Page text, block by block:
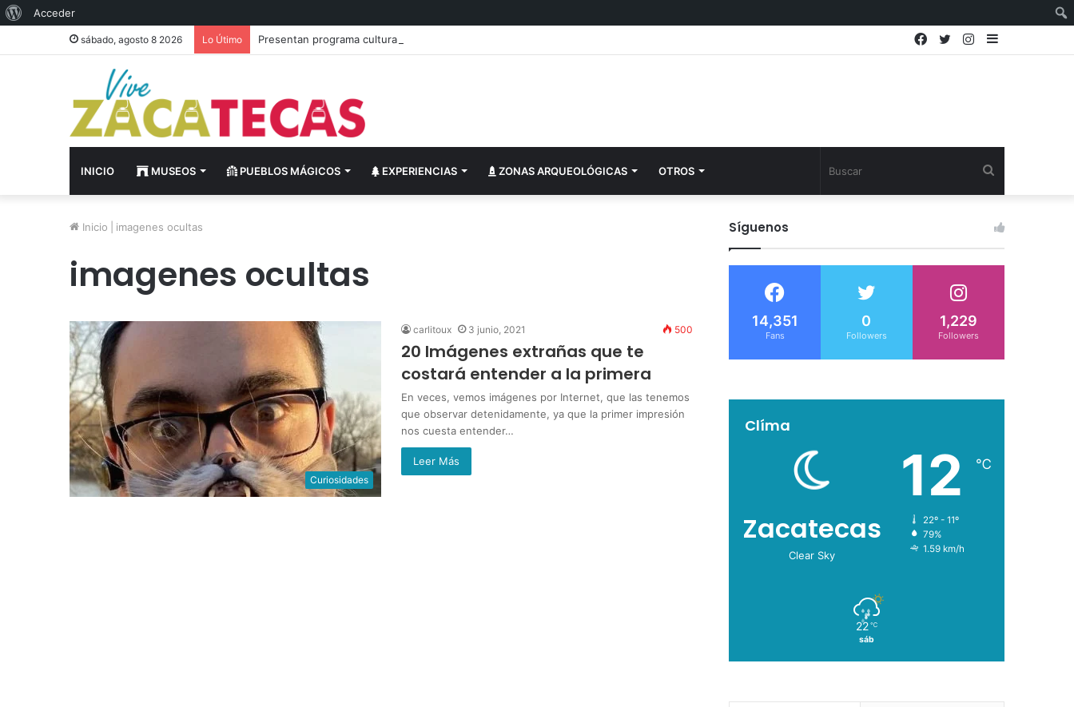
Acerca
Acceder
sábado, agosto 8 2026 Lo Útimo Presentan programa cultural del festival “Abrazarte en Navidad” Instagram
Twitter
Facebook
INICIO MUSEOS PUEBLOS MÁGICOS EXPERIENCIAS ZONAS ARQUEOLÓGICAS OTROS
Inicio imagenes ocultas
imagenes ocultas
Curiosidades
carlitoux 3 junio, 2021 500
20 Imágenes extrañas que te
costará entender a la primera
En veces, vemos imágenes por Internet, que las tenemos
que observar detenidamente, ya que la primer impresión
nos cuesta entender…
Leer Más
Síguenos
14,351
Fans
0
Followers
1,229
Followers
Clíma
Zacatecas
Clear Sky
12 ℃
22º - 11º
79%
1.59 km/h
22 ℃
sáb